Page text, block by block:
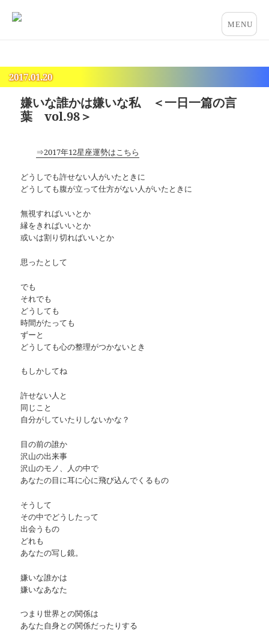
2017.01.20
嫌いな誰かは嫌いな私 ＜一日一篇の言
葉 vol.98＞
⇒2017年12星座運勢はこちら
どうしでも許せない人がいたときに
どうしても腹が立って仕方がない人がいたときに
無視すればいいとか
縁をきればいいとか
或いは割り切ればいいとか
思ったとして
でも
それでも
どうしても
時間がたっても
ずーと
どうしても心の整理がつかないとき
もしかしてね
許せない人と
同じこと
自分がしていたりしないかな？
目の前の誰か
沢山の出来事
沢山のモノ、人の中で
あなたの目に耳に心に飛び込んでくるもの
そうして
その中でどうしたって
出会うもの
どれも
あなたの写し鏡。
嫌いな誰かは
嫌いなあなた
つまり世界との関係は
あなた自身との関係だったりする